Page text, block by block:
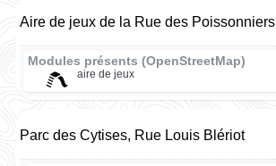
Aire de jeux de la Rue des Poissonniers
Modules présents (OpenStreetMap)
aire de jeux
Parc des Cytises, Rue Louis Blériot